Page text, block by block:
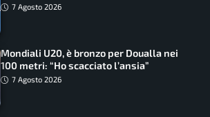
7 Agosto 2026
Mondiali U20, è bronzo per Doualla nei
100 metri: “Ho scacciato l’ansia”
7 Agosto 2026